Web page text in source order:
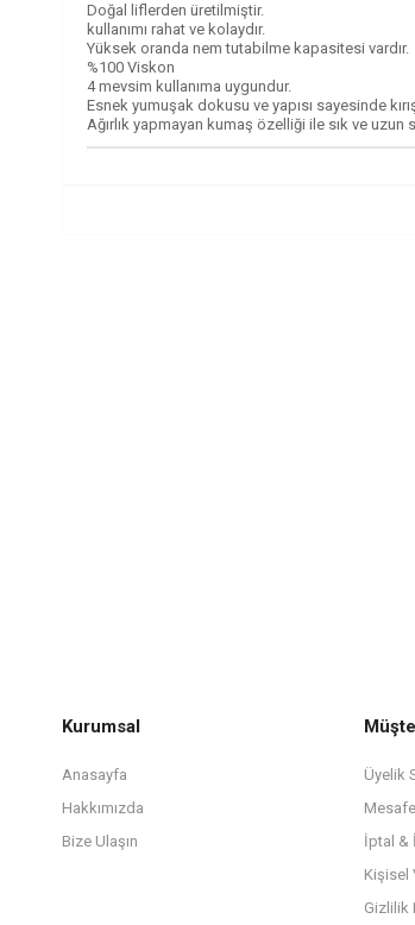
Doğal liflerden üretilmiştir.
kullanımı rahat ve kolaydır.
Yüksek oranda nem tutabilme kapasitesi vardır.
%100 Viskon
4 mevsim kullanıma uygundur.
Esnek yumuşak dokusu ve yapısı sayesinde
Ağırlık yapmayan kumaş özelliği ile sık ve uzun
Kurumsal
Anasayfa
Hakkımızda
Bize Ulaşın
Üyelik
İptal &
Kişisel
Gizlilik